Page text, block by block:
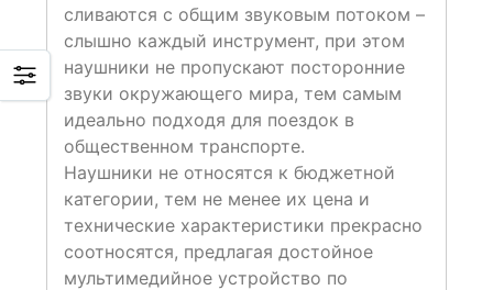
сливаются с общим звуковым потоком –
слышно каждый инструмент, при этом
наушники не пропускают посторонние
звуки окружающего мира, тем самым
идеально подходя для поездок в
общественном транспорте.
Наушники не относятся к бюджетной
категории, тем не менее их цена и
технические характеристики прекрасно
соотносятся, предлагая достойное
мультимедийное устройство по